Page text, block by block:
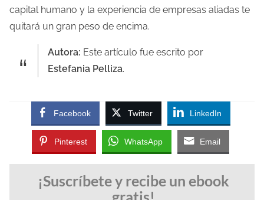
capital humano y la experiencia de empresas aliadas te
quitará un gran peso de encima.
Autora: Este artículo fue escrito por
Estefania Pelliza.
Facebook Twitter LinkedIn
Pinterest WhatsApp Email